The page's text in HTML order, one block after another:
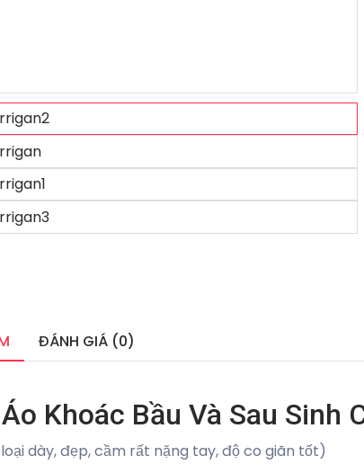
ĐÁNH GIÁ (0)
Khoác Bầu Và Sau Sinh
loại dày, đẹp, cầm rất nặng tay, độ co giãn tốt)